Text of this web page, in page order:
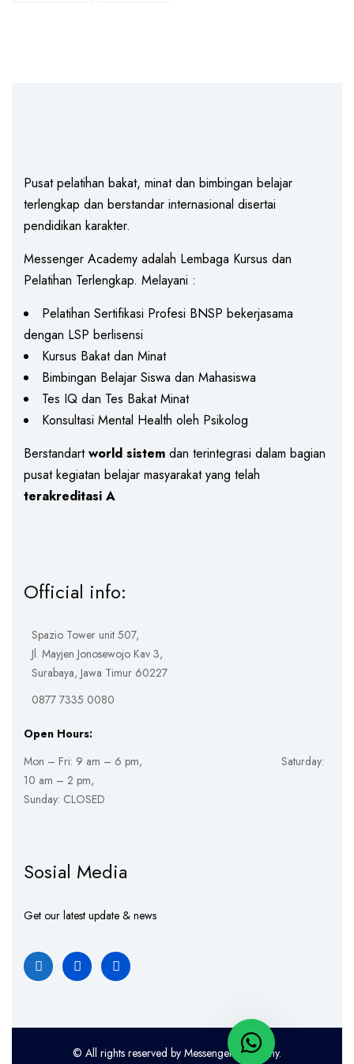
Pusat pelatihan bakat, minat dan bimbingan belajar
terlengkap dan berstandar internasional disertai
pendidikan karakter.
Messenger Academy adalah Lembaga Kursus dan
Pelatihan Terlengkap. Melayani :
Pelatihan Sertifikasi Profesi BNSP bekerjasama
dengan LSP berlisensi
Kursus Bakat dan Minat
Bimbingan Belajar Siswa dan Mahasiswa
Tes IQ dan Tes Bakat Minat
Konsultasi Mental Health oleh Psikolog
Berstandartworld sistem dan terintegrasi dalam bagian
pusat kegiatan belajar masyarakat yang telah
terakreditasi A
Official info:
Spazio Tower unit 507,
Jl. Mayjen Jonosewojo Kav 3,
Surabaya, Jawa Timur 60227
0877 7335 0080
Open Hours:
Mon – Fri: 9 am – 6 pm, Saturday:
10 am – 2 pm,
Sunday: CLOSED
Sosial Media
Get our latest update & news
© All rights reserved by Messenger Academy.